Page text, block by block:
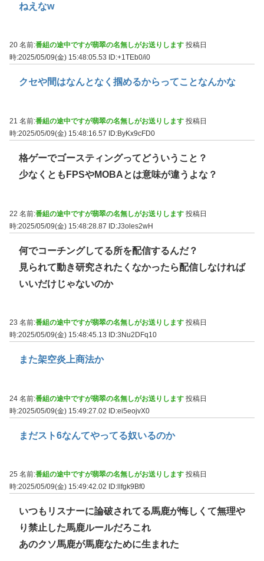
ねえなw
20 名前:番組の途中ですが翡翠の名無しがお送りします 投稿日
時:2025/05/09(金) 15:48:05.53
ID:+1TEb0/i0
クセや間はなんとなく掴めるからってことなんかな
21 名前:番組の途中ですが翡翠の名無しがお送りします 投稿日
時:2025/05/09(金) 15:48:16.57
ID:ByKx9cFD0
格ゲーでゴースティングってどういうこと？
少なくともFPSやMOBAとは意味が違うよな？
22 名前:番組の途中ですが翡翠の名無しがお送りします 投稿日
時:2025/05/09(金) 15:48:28.87 ID:J3oles2wH
何でコーチングしてる所を配信するんだ？
見られて動き研究されたくなかったら配信しなければ
いいだけじゃないのか
23 名前:番組の途中ですが翡翠の名無しがお送りします 投稿日
時:2025/05/09(金) 15:48:45.13
ID:3Nu2DFq10
また架空炎上商法か
24 名前:番組の途中ですが翡翠の名無しがお送りします 投稿日
時:2025/05/09(金) 15:49:27.02 ID:ei5eojvX0
まだスト6なんてやってる奴いるのか
25 名前:番組の途中ですが翡翠の名無しがお送りします 投稿日
時:2025/05/09(金) 15:49:42.02
ID:llfgk9Bf0
いつもリスナーに論破されてる馬鹿が悔しくて無理や
り禁止した馬鹿ルールだろこれ
あのクソ馬鹿が馬鹿なために生まれた